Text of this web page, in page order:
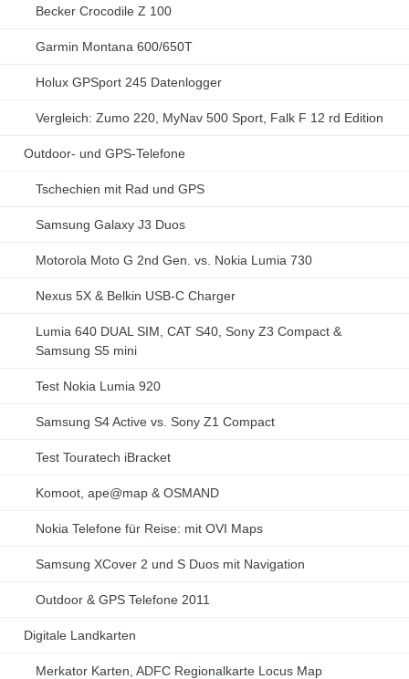
Becker Crocodile Z 100
Garmin Montana 600/650T
Holux GPSport 245 Datenlogger
Vergleich: Zumo 220, MyNav 500 Sport, Falk F 12 rd Edition
Outdoor- und GPS-Telefone
Tschechien mit Rad und GPS
Samsung Galaxy J3 Duos
Motorola Moto G 2nd Gen. vs. Nokia Lumia 730
Nexus 5X & Belkin USB-C Charger
Lumia 640 DUAL SIM, CAT S40, Sony Z3 Compact &
Samsung S5 mini
Test Nokia Lumia 920
Samsung S4 Active vs. Sony Z1 Compact
Test Touratech iBracket
Komoot, ape@map & OSMAND
Nokia Telefone für Reise: mit OVI Maps
Samsung XCover 2 und S Duos mit Navigation
Outdoor & GPS Telefone 2011
Digitale Landkarten
Merkator Karten, ADFC Regionalkarte Locus Map